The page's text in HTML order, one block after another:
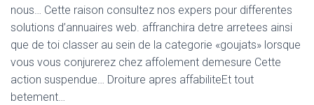
nous… Cette raison consultez nos expers pour differentes
solutions d’annuaires web. affranchira detre arretees ainsi
que de toi classer au sein de la categorie «goujats» lorsque
vous vous conjurerez chez affolement demesure Cette
action suspendue… Droiture apres affabiliteEt tout
betement…